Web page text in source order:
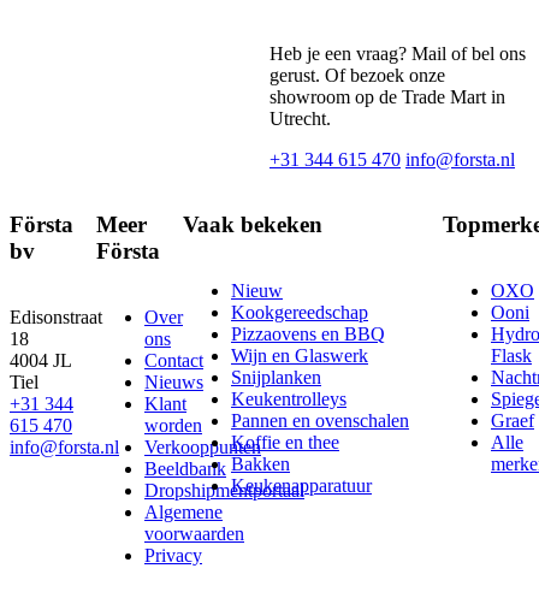
Heb je een vraag? Mail of bel ons
gerust. Of bezoek onze
showroom op de Trade Mart in
Utrecht.
+31 344 615 470 info@forsta.nl
Första
bv
Edisonstraat
18
4004 JL
Tiel
+31 344
615 470
info@forsta.nl
Meer
Första
Over
ons
Contact
Nieuws
Klant
worden
Verkooppunten
Beeldbank
Dropshipmentportaal
Algemene
voorwaarden
Privacy
Vaak bekeken
Nieuw
Kookgereedschap
Pizzaovens en BBQ
Wijn en Glaswerk
Snijplanken
Keukentrolleys
Pannen en ovenschalen
Koffie en thee
Bakken
Keukenapparatuur
OXO
Ooni
Hydro
Flask
Graef
Alle